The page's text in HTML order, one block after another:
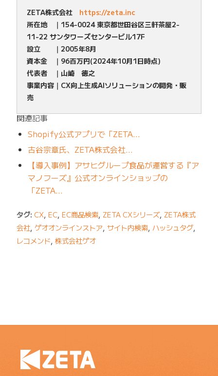
ZETA株式会社 https://zeta.inc
所在地 ｜154-0024 東京都世田谷区三軒茶屋2-
11-22 サンタワーズセンタービル17F
設立 ｜2005年8月
資本金 ｜96百万円(2024年10月1日時点)
代表者 ｜山崎 徳之
事業内容｜CX向上生成AIソリューションの開発・販
売
関連記事
Shopify公式アプリで「ZETA…
古谷宗章氏、ZETA株式会社…
【導入事例】アサヒグループ食品が運営する『ア
マノフーズ』公式オンラインショップの
「ZETA…
タグ: CX, EC, EC商品検索, ZETA CXシリーズ, ZETA株式
会社, ゲオオンラインストア, サイト内検索, ハッシュタグ,
レコメンド, 株式会社ゲオ